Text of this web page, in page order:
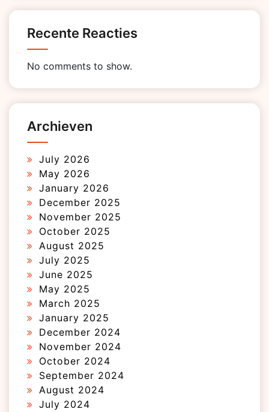
Recente Reacties
No comments to show.
Archieven
July 2026
May 2026
January 2026
December 2025
November 2025
October 2025
August 2025
July 2025
June 2025
May 2025
March 2025
January 2025
December 2024
November 2024
October 2024
September 2024
August 2024
July 2024